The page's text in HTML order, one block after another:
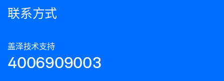
联系方式
盖泽技术支持
4006909003